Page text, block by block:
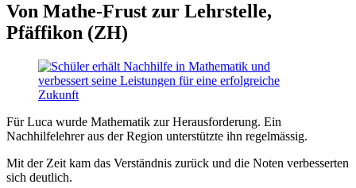
Von Mathe-Frust zur Lehrstelle,
Pfäffikon (ZH)
Für Luca wurde Mathematik zur Herausforderung. Ein
Nachhilfelehrer aus der Region unterstützte ihn regelmässig.
Mit der Zeit kam das Verständnis zurück und die Noten verbesserten
sich deutlich.